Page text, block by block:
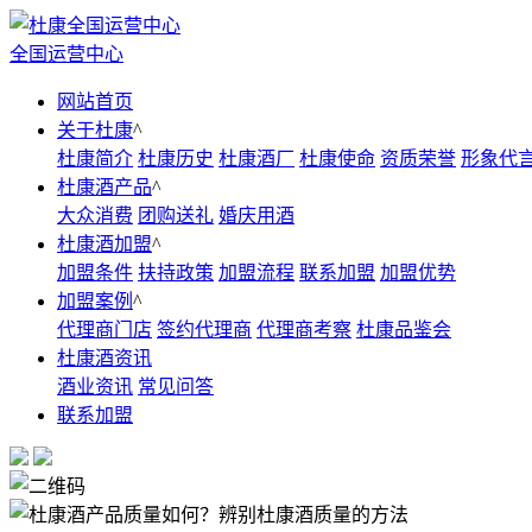
全国运营中心
网站首页
关于杜康^
杜康简介 杜康历史 杜康酒厂 杜康使命 资质荣誉 形象代
杜康酒产品^
大众消费 团购送礼 婚庆用酒
杜康酒加盟^
加盟条件 扶持政策 加盟流程 联系加盟 加盟优势
加盟案例 ^
代理商门店 签约代理商 代理商考察 杜康品鉴会
杜康酒资讯
酒业资讯 常见问答
联系加盟